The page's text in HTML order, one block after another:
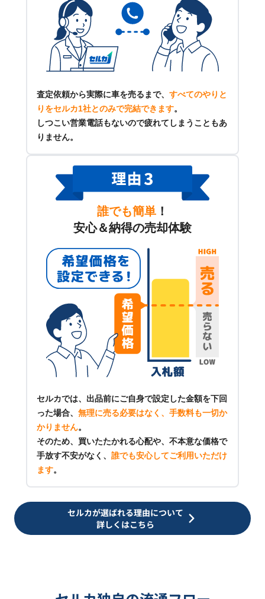
査定依頼から実際に車を売るまで、 すべてのやりと
りをセルカ1社とのみで完結できます。
しつこい営業電話もないので疲れてしまうこともあ
りません。
誰でも簡単 ！
安心＆納得の売却体験
セルカでは、出品前にご自身で設定した金額を下回
った場合、 無理に売る必要はなく、手数料も一切か
かりません。
そのため、買いたたかれる心配や、不本意な価格で
手放す不安がなく、 誰でも安心してご利用いただけ
ます。
セルカが選ばれる理由について
詳しくはこちら